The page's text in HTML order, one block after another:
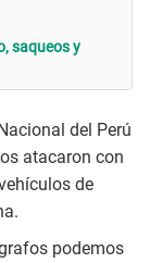
saqueos y
del Perú
atacaron con
de
podemos